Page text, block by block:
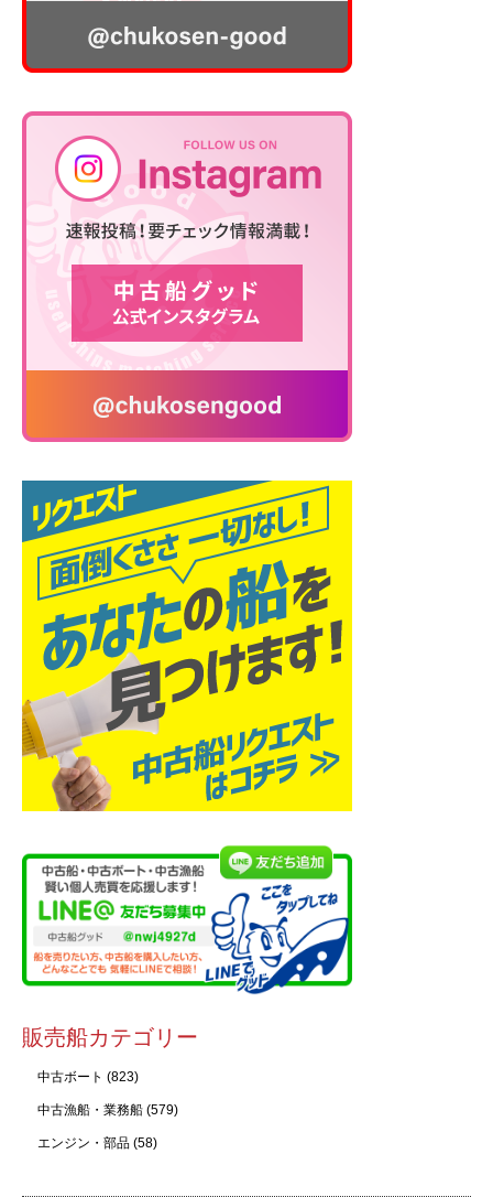
販売船カテゴリー
中古ボート (823)
中古漁船・業務船 (579)
エンジン・部品 (58)